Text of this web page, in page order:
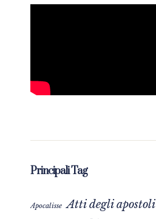
Principali Tag
Apocalisse Atti degli apostoli